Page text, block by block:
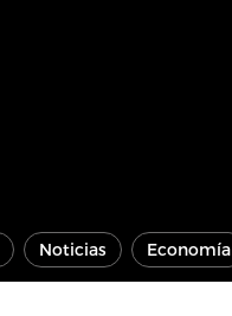
Noticias Economía